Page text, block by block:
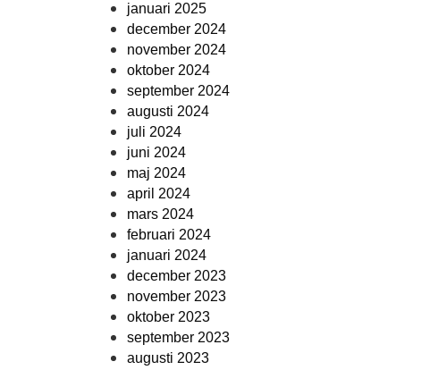
januari 2025
december 2024
november 2024
oktober 2024
september 2024
augusti 2024
juli 2024
juni 2024
maj 2024
april 2024
mars 2024
februari 2024
januari 2024
december 2023
november 2023
oktober 2023
september 2023
augusti 2023